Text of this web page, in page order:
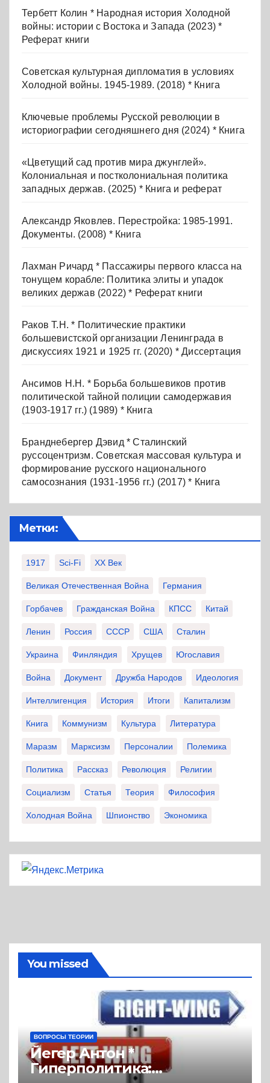
Тербетт Колин * Народная история Холодной
войны: истории с Востока и Запада (2023) *
Реферат книги
Советская культурная дипломатия в условиях
Холодной войны. 1945-1989. (2018) * Книга
Ключевые проблемы Русской революции в
историографии сегодняшнего дня (2024) * Книга
«Цветущий сад против мира джунглей».
Колониальная и постколониальная политика
западных держав. (2025) * Книга и реферат
Александр Яковлев. Перестройка: 1985-1991.
Документы. (2008) * Книга
Лахман Ричард * Пассажиры первого класса на
тонущем корабле: Политика элиты и упадок
великих держав (2022) * Реферат книги
Раков Т.Н. * Политические практики
большевистской организации Ленинграда в
дискуссиях 1921 и 1925 гг. (2020) * Диссертация
Ансимов Н.Н. * Борьба большевиков против
политической тайной полиции самодержавия
(1903-1917 гг.) (1989) * Книга
Бранднебергер Дэвид * Сталинский
руссоцентризм. Советская массовая культура и
формирование русского национального
самосознания (1931-1956 гг.) (2017) * Книга
Метки:
1917 Sci-Fi XX Век
Великая Отечественная Война Германия
Горбачев Гражданская Война КПСС Китай
Ленин Россия СССР США Сталин
Украина Финляндия Хрущев Югославия
Война Документ Дружба Народов Идеология
Интеллигенция История Итоги Капитализм
Книга Коммунизм Культура Литература
Маразм Марксизм Персоналии Полемика
Политика Рассказ Революция Религии
Социализм Статья Теория Философия
Холодная Война Шпионство Экономика
You missed
ВОПРОСЫ ТЕОРИИ
Йегер Антон *
Гиперполитика: